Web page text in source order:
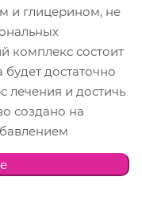
и глицерином, не
комплекс состоит
будет достаточно
лечения и достичь
создано на
компонентов
слои кожи